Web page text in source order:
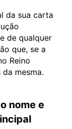
da sua carta
de qualquer
que, se a
Reino
mesma.
nome e